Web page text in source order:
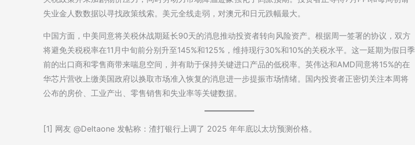
失业金人数数据以寻找政策线索。美元全线走弱，对澳元和日元跌幅最大。
中国方面，中美同意将关税休战期延长90天的消息推动投资者转向风险资产。根据周一签署的协议，双方
将避免关税税率在11月中旬前分别升至145%和125%，维持现行30%和10%的关税水平。这一延期为假日季
前的出口商和零售商带来喘息空间，并有助于保持关键进口产品的低税率。英伟达和AMD同意将15%的在
华芯片营收上缴美国政府以换取市场准入恢复的消息进一步提振市场情绪。国内投资者正密切关注本周将
公布的房价、工业产出、零售销售和失业率等关键数据。
[1] 网友 @DeItaone 发帖称：渣打银行上调了 2025 年年底以太坊预测价格。